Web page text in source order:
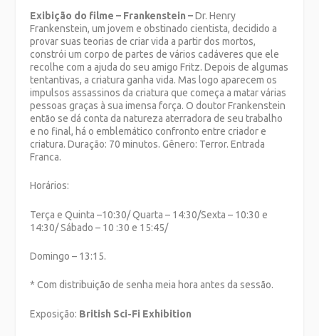
Exibição do filme – Frankenstein –Dr. Henry
Frankenstein, um jovem e obstinado cientista, decidido a
provar suas teorias de criar vida a partir dos mortos,
constrói um corpo de partes de vários cadáveres que ele
recolhe com a ajuda do seu amigo Fritz. Depois de algumas
tentantivas, a criatura ganha vida. Mas logo aparecem os
impulsos assassinos da criatura que começa a matar várias
pessoas graças à sua imensa força. O doutor Frankenstein
então se dá conta da natureza aterradora de seu trabalho
e no final, há o emblemático confronto entre criador e
criatura. Duração: 70 minutos. Gênero: Terror. Entrada
Franca.
Horários:
Terça e Quinta –10:30/ Quarta – 14:30/Sexta – 10:30 e
14:30/ Sábado – 10 :30 e 15:45/
Domingo – 13:15.
* Com distribuição de senha meia hora antes da sessão.
Exposição: British Sci-Fi Exhibition